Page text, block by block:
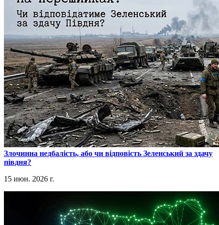
​Злочинна недбалість, або чи відповість Зеленський за здачу
півдня?
15 июн. 2026 г.